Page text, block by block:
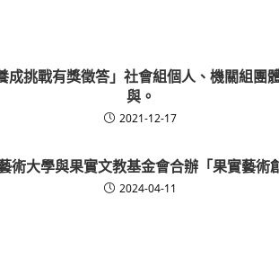
成挑戰有獎徵答」社會組個人、機關組團
與。
2021-12-17
術大學與果實文教基金會合辦「果實藝術
2024-04-11